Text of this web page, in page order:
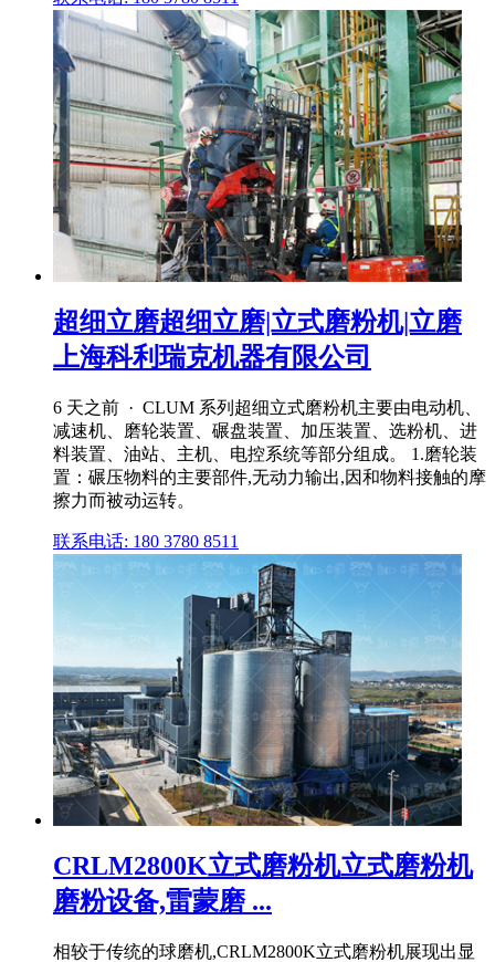
超细立磨超细立磨|立式磨粉机|立磨
上海科利瑞克机器有限公司
6 天之前 · CLUM 系列超细立式磨粉机主要由电动机、
减速机、磨轮装置、碾盘装置、加压装置、选粉机、进
料装置、油站、主机、电控系统等部分组成。 1.磨轮装
置：碾压物料的主要部件,无动力输出,因和物料接触的摩
擦力而被动运转。
联系电话: 180 3780 8511
CRLM2800K立式磨粉机立式磨粉机
磨粉设备,雷蒙磨 ...
相较于传统的球磨机,CRLM2800K立式磨粉机展现出显